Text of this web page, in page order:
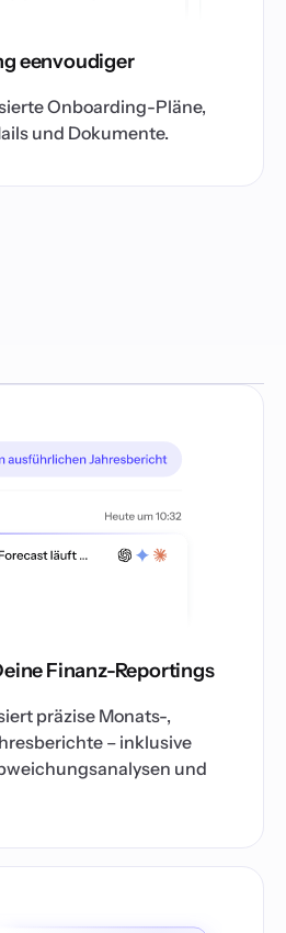
eenvoudiger
Onboarding-Pläne,
und Dokumente.
Finanz-Reportings
präzise Monats-,
– inklusive
und